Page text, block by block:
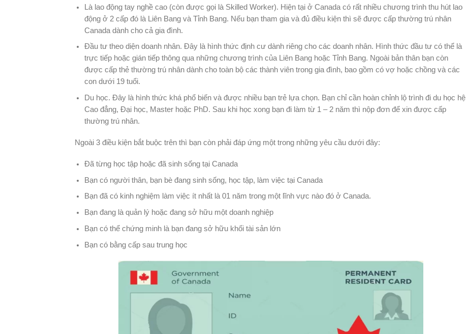
Là lao động tay nghề cao (còn được gọi là Skilled Worker). Hiện tại ở Canada có rất nhiều chương trình thu hút lao
động ở 2 cấp đó là Liên Bang và Tỉnh Bang. Nếu bạn tham gia và đủ điều kiện thì sẽ được cấp thường trú nhân
Canada dành cho cả gia đình.
Đầu tư theo diện doanh nhân. Đây là hình thức định cư dành riêng cho các doanh nhân. Hình thức đầu tư có thể là
trực tiếp hoặc gián tiếp thông qua những chương trình của Liên Bang hoặc Tỉnh Bang. Ngoài bản thân bạn còn
được cấp thẻ thường trú nhân dành cho toàn bộ các thành viên trong gia đình, bao gồm có vợ hoặc chồng và các
con dưới 19 tuổi.
Du học. Đây là hình thức khá phổ biến và được nhiều bạn trẻ lựa chọn. Bạn chỉ cần hoàn chỉnh lộ trình đi du học hệ
Cao đẳng, Đại học, Master hoặc PhD. Sau khi học xong bạn đi làm từ 1 – 2 năm thì nộp đơn để xin được cấp
thường trú nhân.
Ngoài 3 điều kiện bắt buộc trên thì bạn còn phải đáp ứng một trong những yêu cầu dưới đây:
Đã từng học tập hoặc đã sinh sống tại Canada
Bạn có người thân, bạn bè đang sinh sống, học tập, làm việc tại Canada
Bạn đã có kinh nghiệm làm việc ít nhất là 01 năm trong một lĩnh vực nào đó ở Canada.
Bạn đang là quản lý hoặc đang sở hữu một doanh nghiệp
Bạn có thể chứng minh là bạn đang sở hữu khối tài sản lớn
Bạn có bằng cấp sau trung học